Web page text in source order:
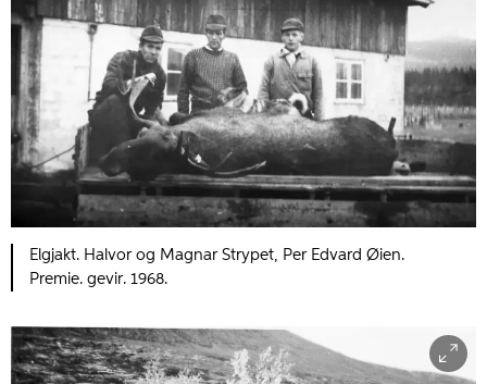
Elgjakt. Halvor og Magnar Strypet, Per Edvard Øien.
Premie. gevir. 1968.